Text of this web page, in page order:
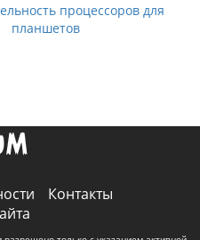
процессоров для
планшетов
Контакты